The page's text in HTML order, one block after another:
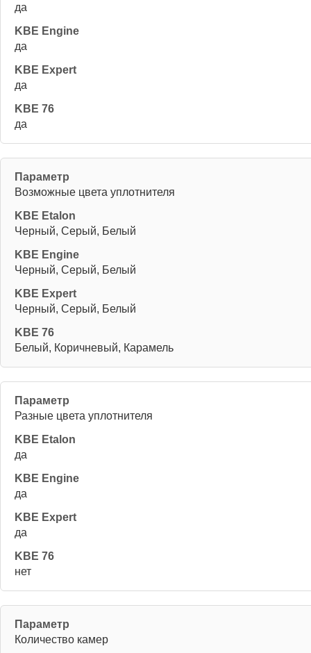
да
да
да
да
Возможные цвета уплотнителя
Черный, Серый, Белый
Черный, Серый, Белый
Черный, Серый, Белый
Белый, Коричневый, Карамель
Разные цвета уплотнителя
да
да
да
нет
Количество камер